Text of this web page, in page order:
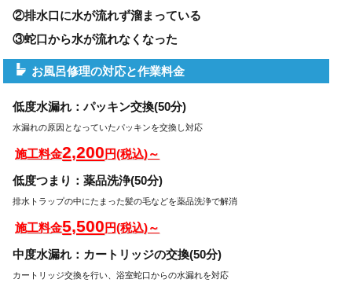
②排水口に水が流れず溜まっている
③蛇口から水が流れなくなった
お風呂修理の対応と作業料金
低度水漏れ：パッキン交換(50分)
水漏れの原因となっていたパッキンを交換し対応
施工料金2,200円(税込)～
低度つまり：薬品洗浄(50分)
排水トラップの中にたまった髪の毛などを薬品洗浄で解消
施工料金5,500円(税込)～
中度水漏れ：カートリッジの交換(50分)
カートリッジ交換を行い、浴室蛇口からの水漏れを対応